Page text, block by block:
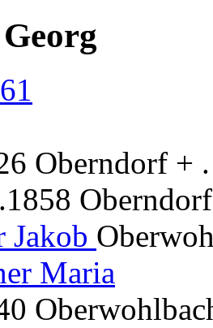
Oberndorf +
Jakob
Maria